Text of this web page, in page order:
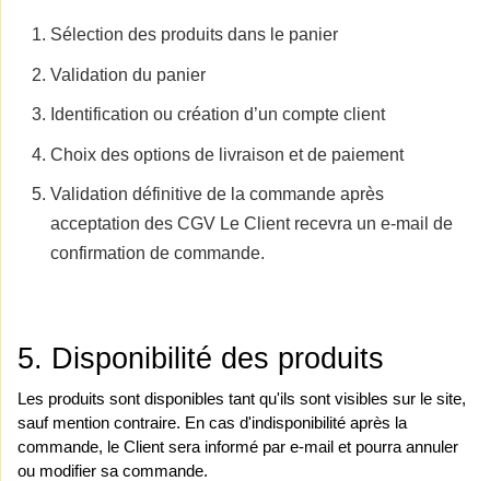
Sélection des produits dans le panier
Validation du panier
Identification ou création d’un compte client
Choix des options de livraison et de paiement
Validation définitive de la commande après
acceptation des CGV Le Client recevra un e-mail de
confirmation de commande.
5. Disponibilité des produits
Les produits sont disponibles tant qu'ils sont visibles sur le site,
sauf mention contraire. En cas d'indisponibilité après la
commande, le Client sera informé par e-mail et pourra annuler
ou modifier sa commande.